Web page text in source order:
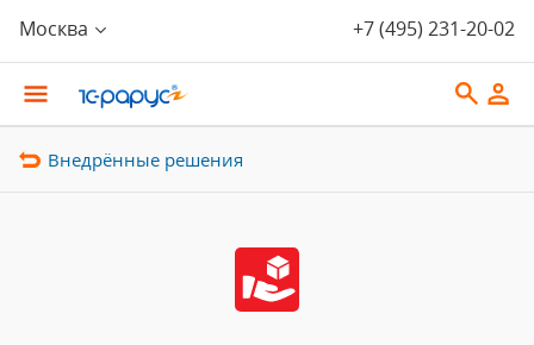
Москва +7 (495) 231-20-02
Внедрённые решения